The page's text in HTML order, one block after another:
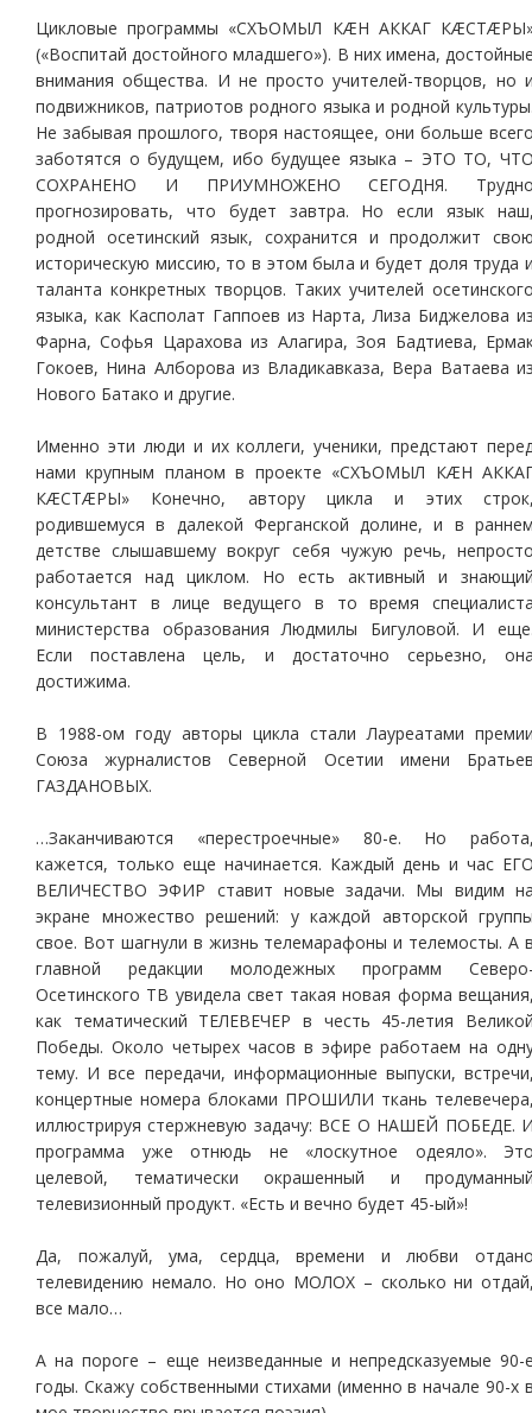
Цикловые программы «СХЪОМЫЛ КÆН АККАГ
(«Воспитай достойного младшего»). В них имена,
внимания общества. И не просто учителей-творцов, но
подвижников, патриотов родного языка и родной
Не забывая прошлого, творя настоящее, они больше
заботятся о будущем, ибо будущее языка – ЭТО ТО,
СОХРАНЕНО И ПРИУМНОЖЕНО СЕГОДНЯ.
прогнозировать, что будет завтра. Но если язык
родной осетинский язык, сохранится и продолжит
историческую миссию, то в этом была и будет доля труда
таланта конкретных творцов. Таких учителей
языка, как Касполат Гаппоев из Нарта, Лиза Биджелова
Фарна, Софья Царахова из Алагира, Зоя Бадтиева,
Гокоев, Нина Алборова из Владикавказа, Вера Ватаева
Нового Батако и другие.
Именно эти люди и их коллеги, ученики, предстают
нами крупным планом в проекте «СХЪОМЫЛ КÆН
КÆСТÆРЫ» Конечно, автору цикла и этих
родившемуся в далекой Ферганской долине, и в
детстве слышавшему вокруг себя чужую речь,
работается над циклом. Но есть активный и
консультант в лице ведущего в то время
министерства образования Людмилы Бигуловой. И
Если поставлена цель, и достаточно серьезно,
достижима.
В 1988-ом году авторы цикла стали Лауреатами
Союза журналистов Северной Осетии имени
ГАЗДАНОВЫХ.
…Заканчиваются «перестроечные» 80-е. Но
кажется, только еще начинается. Каждый день и час
ВЕЛИЧЕСТВО ЭФИР ставит новые задачи. Мы видим
экране множество решений: у каждой авторской
свое. Вот шагнули в жизнь телемарафоны и телемосты. А
главной редакции молодежных программ
Осетинского ТВ увидела свет такая новая форма
как тематический ТЕЛЕВЕЧЕР в честь 45-летия
Победы. Около четырех часов в эфире работаем на
тему. И все передачи, информационные выпуски,
концертные номера блоками ПРОШИЛИ ткань
иллюстрируя стержневую задачу: ВСЕ О НАШЕЙ ПОБЕДЕ.
программа уже отнюдь не «лоскутное одеяло».
целевой, тематически окрашенный и
телевизионный продукт. «Есть и вечно будет 45-ый»!
Да, пожалуй, ума, сердца, времени и любви
телевидению немало. Но оно МОЛОХ – сколько ни
все мало…
А на пороге – еще неизведанные и непредсказуемые 90-
годы. Скажу собственными стихами (именно в начале 90-х